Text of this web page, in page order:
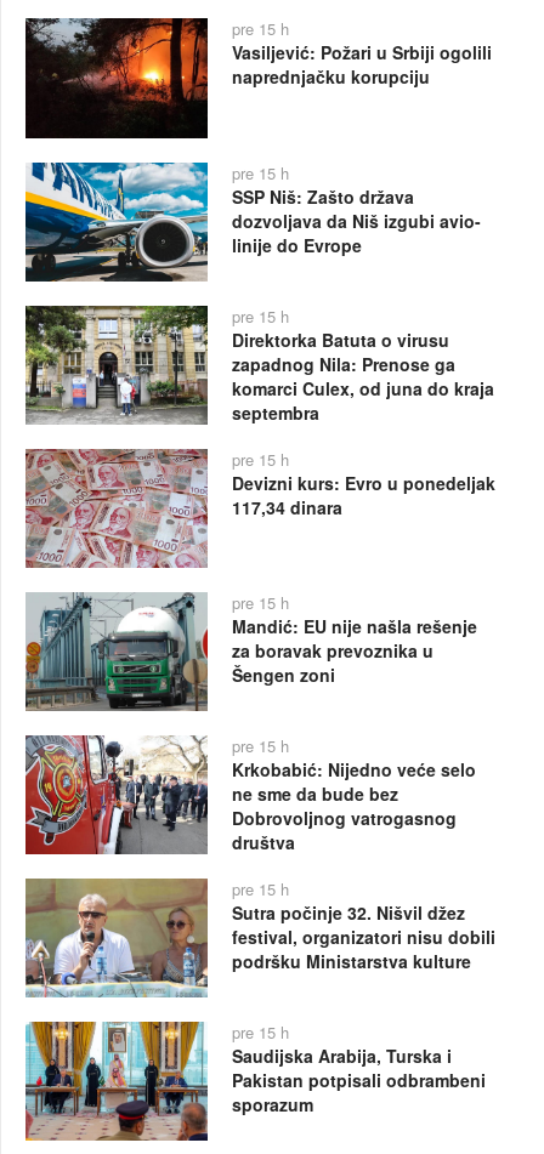
pre 15 h
Vasiljević: Požari u Srbiji ogolili
naprednjačku korupciju
pre 15 h
SSP Niš: Zašto država
dozvoljava da Niš izgubi avio-
linije do Evrope
pre 15 h
Direktorka Batuta o virusu
zapadnog Nila: Prenose ga
komarci Culex, od juna do kraja
septembra
pre 15 h
Devizni kurs: Evro u ponedeljak
117,34 dinara
pre 15 h
Mandić: EU nije našla rešenje
za boravak prevoznika u
Šengen zoni
pre 15 h
Krkobabić: Nijedno veće selo
ne sme da bude bez
Dobrovoljnog vatrogasnog
društva
pre 15 h
Sutra počinje 32. Nišvil džez
festival, organizatori nisu dobili
podršku Ministarstva kulture
pre 15 h
Saudijska Arabija, Turska i
Pakistan potpisali odbrambeni
sporazum